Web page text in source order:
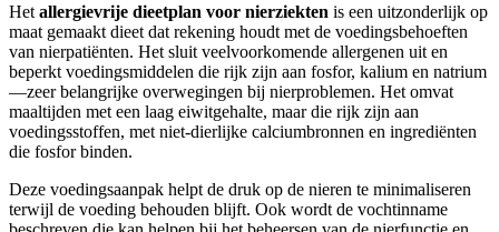
Het allergievrije dieetplan voor nierziekten is een uitzonderlijk op
maat gemaakt dieet dat rekening houdt met de voedingsbehoeften
van nierpatiënten. Het sluit veelvoorkomende allergenen uit en
beperkt voedingsmiddelen die rijk zijn aan fosfor, kalium en natrium
—zeer belangrijke overwegingen bij nierproblemen. Het omvat
maaltijden met een laag eiwitgehalte, maar die rijk zijn aan
voedingsstoffen, met niet-dierlijke calciumbronnen en ingrediënten
die fosfor binden.
Deze voedingsaanpak helpt de druk op de nieren te minimaliseren
terwijl de voeding behouden blijft. Ook wordt de vochtinname